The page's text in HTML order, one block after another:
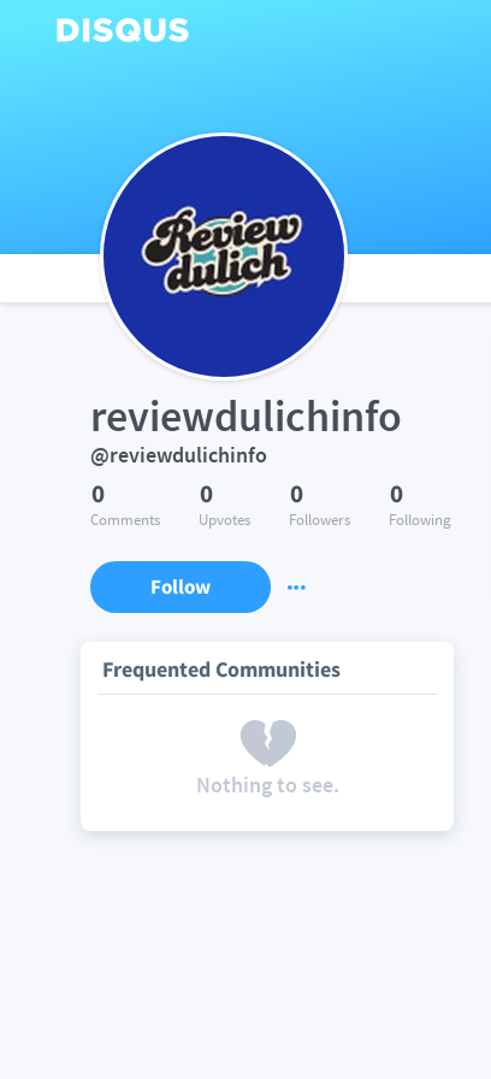
reviewdulichinfo
@reviewdulichinfo
0
Comments
0
Upvotes
0
Followers
0
Following
Follow
Frequented Communities
Nothing to see.